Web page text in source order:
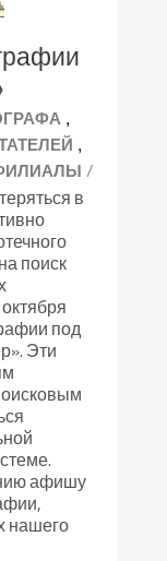
,
,
/
в
поиск
под
Эти
афишу
нашего